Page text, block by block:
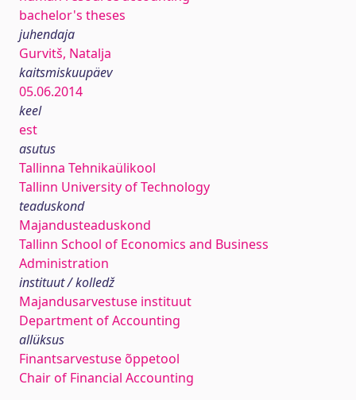
bachelor's theses
juhendaja
Gurvitš, Natalja
kaitsmiskuupäev
05.06.2014
keel
est
asutus
Tallinna Tehnikaülikool
Tallinn University of Technology
teaduskond
Majandusteaduskond
Tallinn School of Economics and Business
Administration
instituut / kolledž
Majandusarvestuse instituut
Department of Accounting
allüksus
Finantsarvestuse õppetool
Chair of Financial Accounting